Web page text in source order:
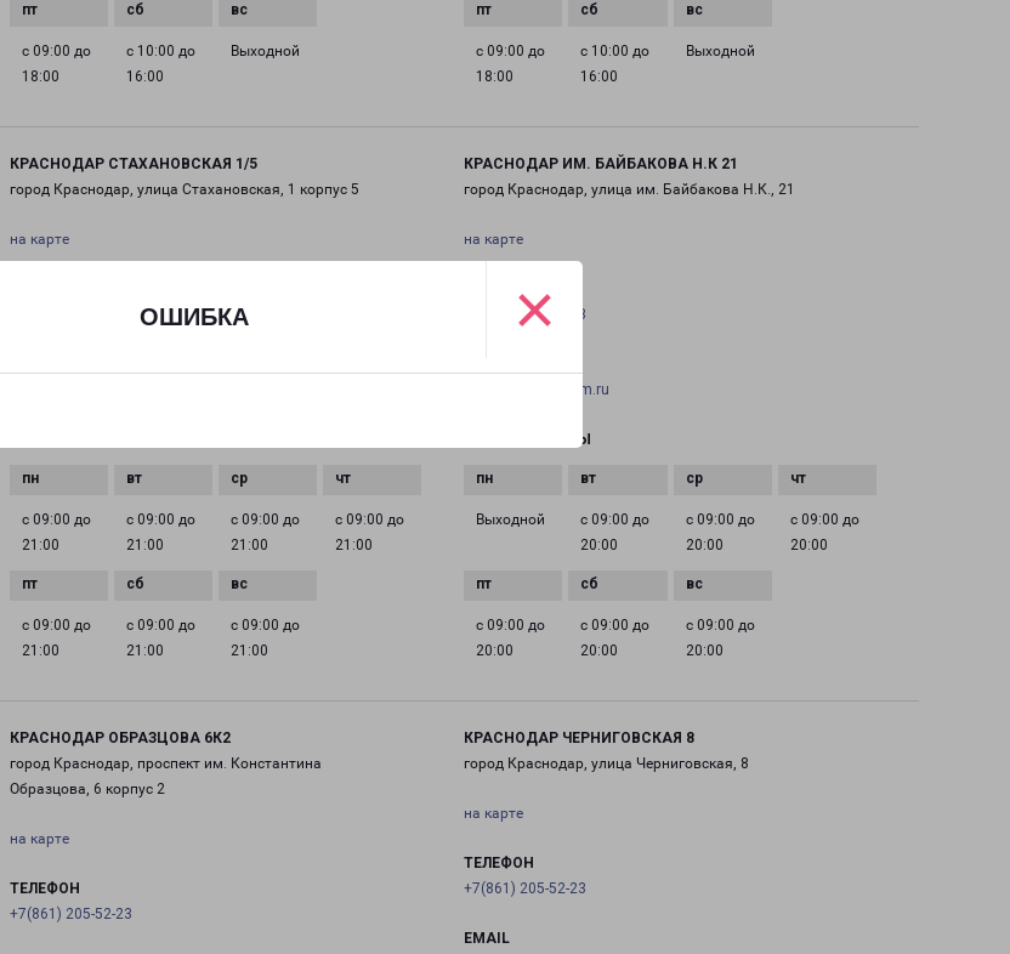
ОШИБКА ×
с 09:00 до
18:00
с 10:00 до
16:00
Выходной
с 09:00 до
18:00
с 10:00 до
16:00
Выходной
КРАСНОДАР СТАХАНОВСКАЯ 1/5
город Краснодар, улица Стахановская, 1 корпус 5
на карте
с 09:00 до
21:00
с 09:00 до
21:00
с 09:00 до
21:00
с 09:00 до
21:00
с 09:00 до
21:00
с 09:00 до
21:00
с 09:00 до
21:00
КРАСНОДАР ИМ. БАЙБАКОВА Н.К 21
город Краснодар, улица им. Байбакова Н.К., 21
на карте
+7(861) 205-52-23
krasnodar@pecom.ru
ГРАФИК РАБОТЫ
Выходной
с 09:00 до
20:00
с 09:00 до
20:00
с 09:00 до
20:00
с 09:00 до
20:00
с 09:00 до
20:00
с 09:00 до
20:00
КРАСНОДАР ОБРАЗЦОВА 6К2
город Краснодар, проспект им. Константина
Образцова, 6 корпус 2
на карте
ТЕЛЕФОН
+7(861) 205-52-23
КРАСНОДАР ЧЕРНИГОВСКАЯ 8
город Краснодар, улица Черниговская, 8
на карте
ТЕЛЕФОН
+7(861) 205-52-23
EMAIL